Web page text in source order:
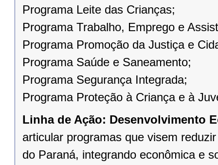
Programa Leite das Crianças;
Programa Trabalho, Emprego e
Programa Promoção da Justiça e
Programa Saúde e Saneamento;
Programa Segurança Integrada;
Programa Proteção à Criança e à
Linha de Ação: Desenvolvimento
articular programas que visem
do Paraná, integrando econômica e